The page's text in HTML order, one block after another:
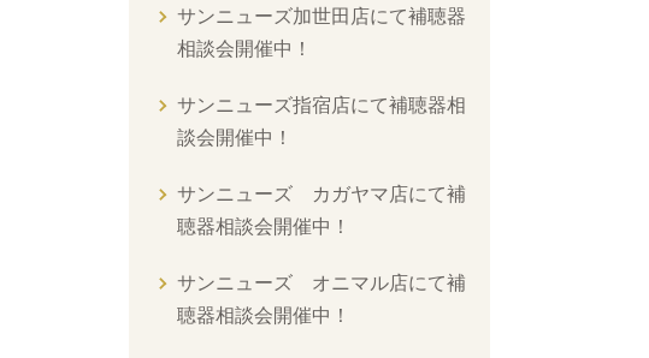
サンニューズ加世田店にて補聴器
相談会開催中！
サンニューズ指宿店にて補聴器相
談会開催中！
サンニューズ カガヤマ店にて補
聴器相談会開催中！
サンニューズ オニマル店にて補
聴器相談会開催中！